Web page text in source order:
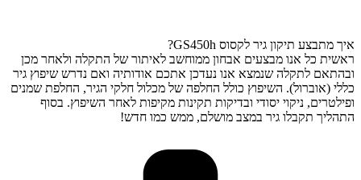
איך מתבצע תיקון גיר לקסוס GS450h?
ראשית כל אנו מבצעים אבחון ממוחשב לאיתור של התקלה ולאחר מכן
ובהתאם לתקלה שנמצא אנו נעדכן אתכם אודותיה ואם נדרש שיפוץ גיר
כללי (אוברול). השיפוץ כולל החלפה של מכלול חלקי הגיר, החלפת שמנים
ופילטרים, ניקוי יסודי ובדיקות תקינות מקיפות לאחר השיפוץ. בסוף
התהליך תקבלו גיר במצב מושלם, ממש כמו חדש!